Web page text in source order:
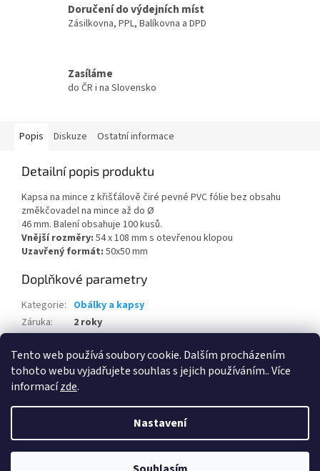
Tento web používá soubory cookie. Dalším procházením
tohoto webu vyjadřujete souhlas s jejich používáním.. Více
informacízde.
Nastavení
Doručení do výdejních míst
Zásilkovna, PPL, Balíkovna a DPD
Zasíláme
do ČR i na Slovensko
Popis Diskuze Ostatní informace
Detailní popis produktu
Kapsa na mince z křišťálově čiré pevné PVC fólie bez obsahu
změkčovadel na mince až do Ø
46 mm. Balení obsahuje 100 kusů.
Vnější rozměry: 54 x 108 mm s otevřenou klopou
Uzavřený formát: 50x50 mm
Doplňkové parametry
Kategorie: Obálky a kapsy
Záruka:
2 roky
EAN: 4004117166877
Vytvořil Shoptet